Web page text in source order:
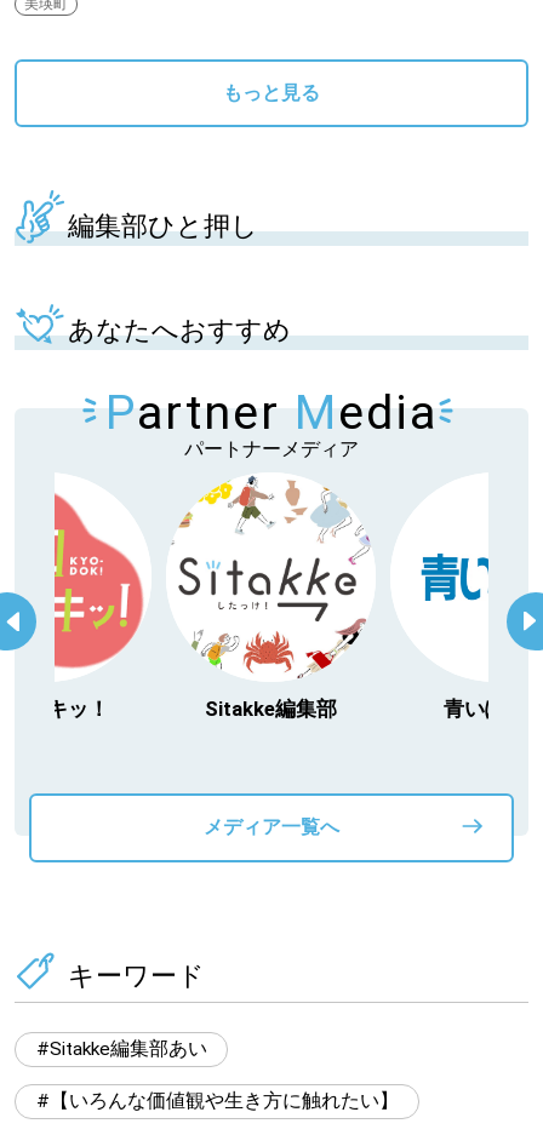
広告掲載
プライバシーポリシー
閉じる
美瑛町
もっと見る
編集部ひと押し
あなたへおすすめ
Partner Media
パートナーメディア
日ドキッ！ Sitakke編集部 青いぽす
メディア一覧へ
キーワード
Sitakke編集部あい
【いろんな価値観や生き方に触れたい】